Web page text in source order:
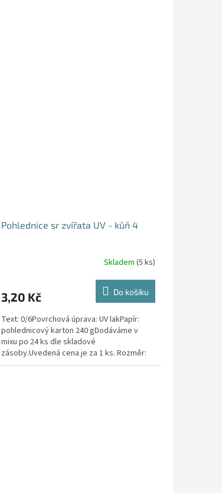
Pohlednice sr zvířata UV - kůň 4
Skladem (5 ks)
3,20 Kč Do košíku
Text: 0/6Povrchová úprava: UV lakPapír:
pohlednicový karton 240 gDodáváme v
mixu po 24 ks dle skladové
zásoby.Uvedená cena je za 1 ks. Rozměr:
148mm x 105mm x 1mm (Š x V x...